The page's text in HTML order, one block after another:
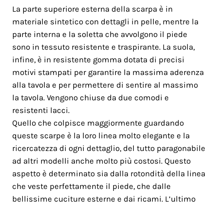
La parte superiore esterna della scarpa è in
materiale sintetico con dettagli in pelle, mentre la
parte interna e la soletta che avvolgono il piede
sono in tessuto resistente e traspirante. La suola,
infine, è in resistente gomma dotata di precisi
motivi stampati per garantire la massima aderenza
alla tavola e per permettere di sentire al massimo
la tavola. Vengono chiuse da due comodi e
resistenti lacci.
Quello che colpisce maggiormente guardando
queste scarpe è la loro linea molto elegante e la
ricercatezza di ogni dettaglio, del tutto paragonabile
ad altri modelli anche molto più costosi. Questo
aspetto è determinato sia dalla rotondità della linea
che veste perfettamente il piede, che dalle
bellissime cuciture esterne e dai ricami. L’ultimo